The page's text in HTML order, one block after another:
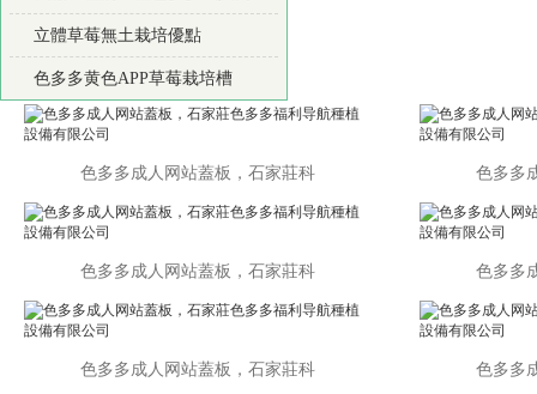
立體草莓無土栽培優點
色多多黄色APP草莓栽培槽
色多多成人网站蓋板，石家莊科 色多多
色多多成人网站蓋板，石家莊科 色多多
色多多成人网站蓋板，石家莊科 色多多